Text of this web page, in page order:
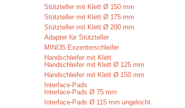
Stützteller mit Klett Ø 150 mm
Stützteller mit Klett Ø 175 mm
Stützteller mit Klett Ø 200 mm
Adapter für Stützteller
MINI35 Exzenterschleifer
Handschleifer mit Klett
Handschleifer mit Klett Ø 125 mm
Handschleifer mit Klett Ø 150 mm
Interface-Pads
Interface-Pads Ø 75 mm
Interface-Pads Ø 115 mm ungelocht